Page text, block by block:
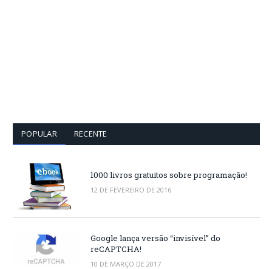
POPULAR RECENTE
1000 livros gratuitos sobre programação!
12 DE FEVEREIRO DE 2016
Google lança versão “invisível” do
reCAPTCHA!
10 DE MARÇO DE 2017